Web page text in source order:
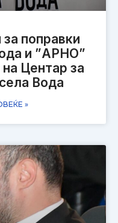
поправки
и ”АРНО”
на Центар за
Вода
»